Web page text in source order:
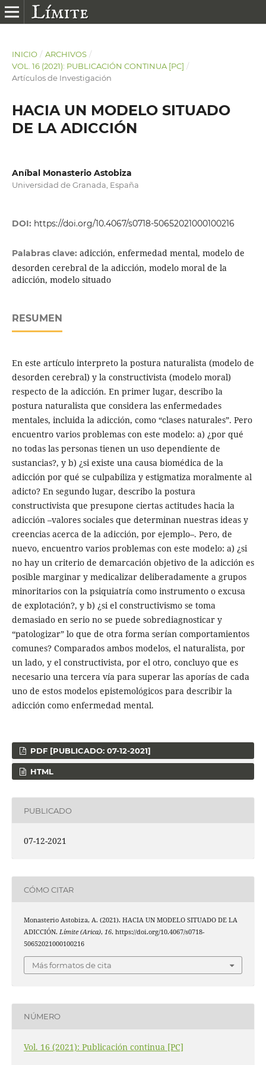
INICIO / ARCHIVOS /
VOL. 16 (2021): PUBLICACIÓN CONTINUA [PC] /
Artículos de Investigación
HACIA UN MODELO SITUADO
DE LA ADICCIÓN
Aníbal Monasterio Astobiza
Universidad de Granada, España
DOI: https://doi.org/10.4067/s0718-50652021000100216
Palabras clave: adicción, enfermedad mental, modelo de
desorden cerebral de la adicción, modelo moral de la
adicción, modelo situado
RESUMEN
En este artículo interpreto la postura naturalista (modelo de
desorden cerebral) y la constructivista (modelo moral)
respecto de la adicción. En primer lugar, describo la
postura naturalista que considera las enfermedades
mentales, incluida la adicción, como “clases naturales”. Pero
encuentro varios problemas con este modelo: a) ¿por qué
no todas las personas tienen un uso dependiente de
sustancias?, y b) ¿si existe una causa biomédica de la
adicción por qué se culpabiliza y estigmatiza moralmente al
adicto? En segundo lugar, describo la postura
constructivista que presupone ciertas actitudes hacia la
adicción –valores sociales que determinan nuestras ideas y
creencias acerca de la adicción, por ejemplo–. Pero, de
nuevo, encuentro varios problemas con este modelo: a) ¿si
no hay un criterio de demarcación objetivo de la adicción es
posible marginar y medicalizar deliberadamente a grupos
minoritarios con la psiquiatría como instrumento o excusa
de explotación?, y b) ¿si el constructivismo se toma
demasiado en serio no se puede sobrediagnosticar y
“patologizar” lo que de otra forma serían comportamientos
comunes? Comparados ambos modelos, el naturalista, por
un lado, y el constructivista, por el otro, concluyo que es
necesario una tercera vía para superar las aporías de cada
uno de estos modelos epistemológicos para describir la
adicción como enfermedad mental.
PDF [PUBLICADO: 07-12-2021]
HTML
PUBLICADO
07-12-2021
CÓMO CITAR
Monasterio Astobiza, A. (2021). HACIA UN MODELO SITUADO DE LA
ADICCIÓN. Límite (Arica), 16. https://doi.org/10.4067/s0718-
50652021000100216
Más formatos de cita
NÚMERO
Vol. 16 (2021): Publicación continua [PC]